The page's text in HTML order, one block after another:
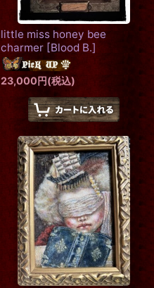
little miss honey bee
charmer [Blood B.]
23,000円(税込)